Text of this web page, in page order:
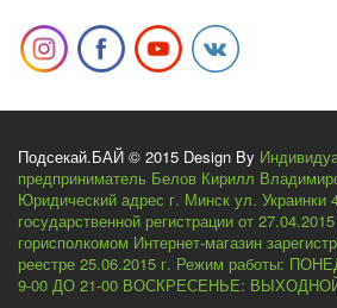
Подсекай.БАЙ © 2015 Design By
предприниматель Белов Кирилл
Юридический адрес г. Минск ул. Украинки
государственной регистрации от
горисполкомом Интернет-магазин
реестре 25.06.2015 г. Режим работы:
9-00 ДО 21-00 ВОСКРЕСЕНЬЕ: